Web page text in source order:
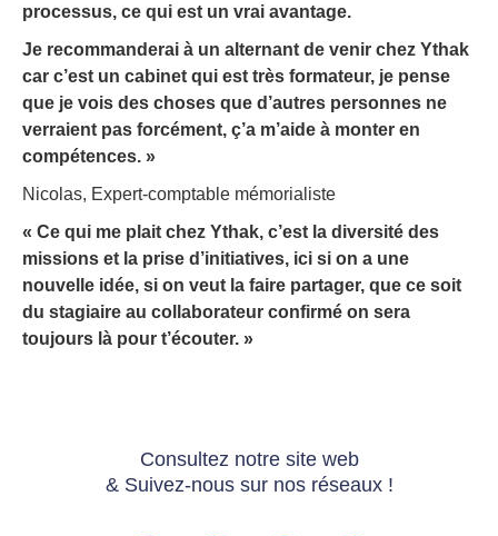
processus, ce qui est un vrai avantage.
Je recommanderai à un alternant de venir chez Ythak
car c’est un cabinet qui est très formateur, je pense
que je vois des choses que d’autres personnes ne
verraient pas forcément, ç’a m’aide à monter en
compétences. »
Nicolas, Expert-comptable mémorialiste
« Ce qui me plait chez Ythak, c’est la diversité des
missions et la prise d’initiatives, ici si on a une
nouvelle idée, si on veut la faire partager, que ce soit
du stagiaire au collaborateur confirmé on sera
toujours là pour t’écouter. »
Consultez notre site web
& Suivez-nous sur nos réseaux !